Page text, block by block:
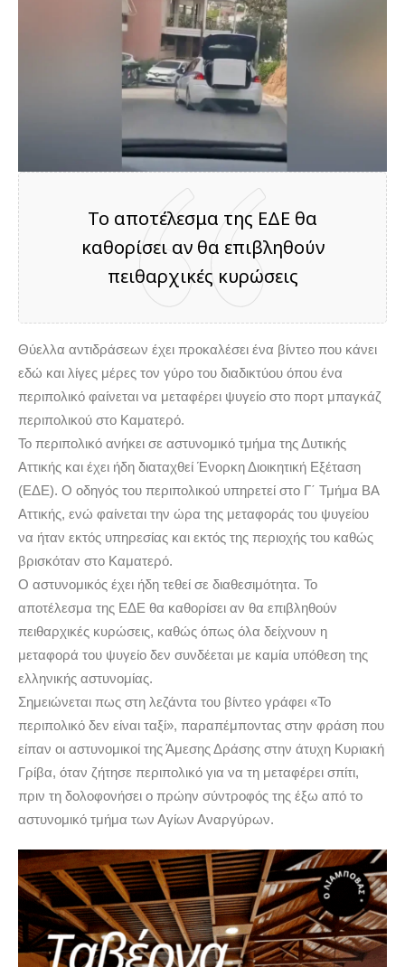
Το αποτέλεσμα της ΕΔΕ θα
καθορίσει αν θα επιβληθούν
πειθαρχικές κυρώσεις
Θύελλα αντιδράσεων έχει προκαλέσει ένα βίντεο που κάνει
εδώ και λίγες μέρες τον γύρο του διαδικτύου όπου ένα
περιπολικό φαίνεται να μεταφέρει ψυγείο στο πορτ μπαγκάζ
περιπολικού στο Καματερό.
Το περιπολικό ανήκει σε αστυνομικό τμήμα της Δυτικής
Αττικής και έχει ήδη διαταχθεί Ένορκη Διοικητική Εξέταση
(ΕΔΕ). Ο οδηγός του περιπολικού υπηρετεί στο Γ΄ Τμήμα ΒΑ
Αττικής, ενώ φαίνεται την ώρα της μεταφοράς του ψυγείου
να ήταν εκτός υπηρεσίας και εκτός της περιοχής του καθώς
βρισκόταν στο Καματερό.
Ο αστυνομικός έχει ήδη τεθεί σε διαθεσιμότητα. Το
αποτέλεσμα της ΕΔΕ θα καθορίσει αν θα επιβληθούν
πειθαρχικές κυρώσεις, καθώς όπως όλα δείχνουν η
μεταφορά του ψυγείο δεν συνδέεται με καμία υπόθεση της
ελληνικής αστυνομίας.
Σημειώνεται πως στη λεζάντα του βίντεο γράφει «Το
περιπολικό δεν είναι ταξί», παραπέμποντας στην φράση που
είπαν οι αστυνομικοί της Άμεσης Δράσης στην άτυχη Κυριακή
Γρίβα, όταν ζήτησε περιπολικό για να τη μεταφέρει σπίτι,
πριν τη δολοφονήσει ο πρώην σύντροφός της έξω από το
αστυνομικό τμήμα των Αγίων Αναργύρων.